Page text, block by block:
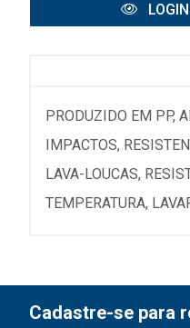
PRODUZIDO EM PP,
IMPACTOS,
LAVA-LOUCAS,
TEMPERATURA,
Cadastre-se para